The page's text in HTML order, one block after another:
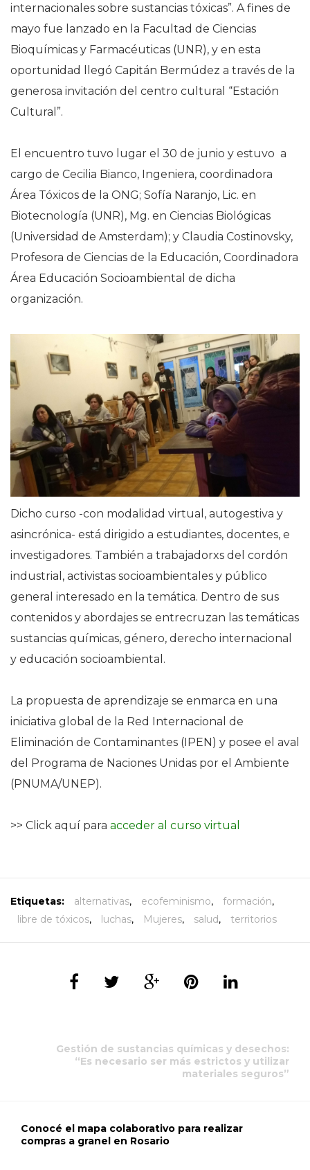
internacionales sobre sustancias tóxicas”. A fines de
mayo fue lanzado en la Facultad de Ciencias
Bioquímicas y Farmacéuticas (UNR), y en esta
oportunidad llegó Capitán Bermúdez a través de la
generosa invitación del centro cultural “Estación
Cultural”.
El encuentro tuvo lugar el 30 de junio y estuvo a
cargo de Cecilia Bianco, Ingeniera, coordinadora
Área Tóxicos de la ONG; Sofía Naranjo, Lic. en
Biotecnología (UNR), Mg. en Ciencias Biológicas
(Universidad de Amsterdam); y Claudia Costinovsky,
Profesora de Ciencias de la Educación, Coordinadora
Área Educación Socioambiental de dicha
organización.
Dicho curso -con modalidad virtual, autogestiva y
asincrónica- está dirigido a estudiantes, docentes, e
investigadores. También a trabajadorxs del cordón
industrial, activistas socioambientales y público
general interesado en la temática. Dentro de sus
contenidos y abordajes se entrecruzan las temáticas
sustancias químicas, género, derecho internacional
y educación socioambiental.
La propuesta de aprendizaje se enmarca en una
iniciativa global de la Red Internacional de
Eliminación de Contaminantes (IPEN) y posee el aval
del Programa de Naciones Unidas por el Ambiente
(PNUMA/UNEP).
>> Click aquí para acceder al curso virtual
Etiquetas: alternativas, ecofeminismo, formación,
libre de tóxicos, luchas, Mujeres, salud, territorios
Gestión de sustancias químicas y desechos:
“Es necesario ser más estrictos y utilizar
materiales seguros”
Conocé el mapa colaborativo para realizar
compras a granel en Rosario